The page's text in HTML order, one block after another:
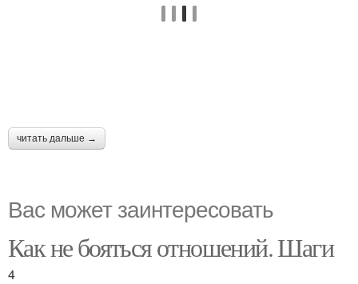
читать дальше →
Вас может заинтересовать
Как не бояться отношений. Шаги
4